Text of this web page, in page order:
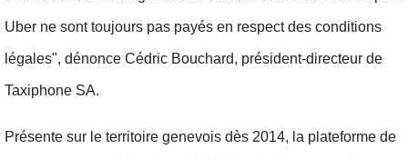
Uber ne sont toujours pas payés en respect des conditions
légales", dénonce Cédric Bouchard, président-directeur de
Taxiphone SA.
Présente sur le territoire genevois dès 2014, la plateforme de